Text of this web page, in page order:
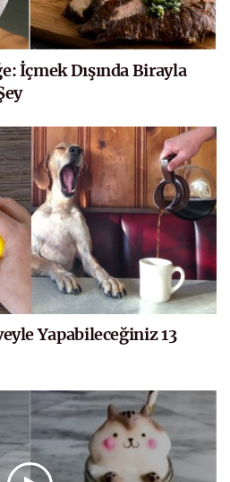
İçmek Dışında Birayla
Yapabileceğiniz 13